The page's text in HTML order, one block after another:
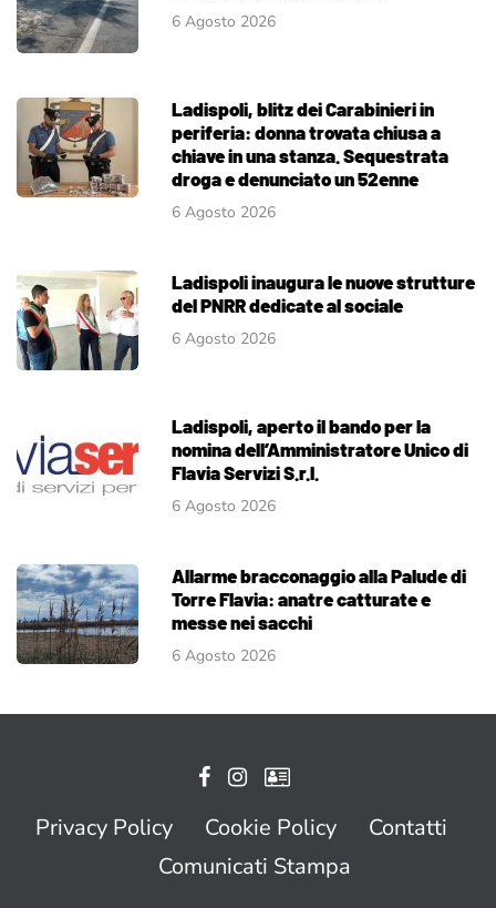
6 Agosto 2026
Ladispoli, blitz dei Carabinieri in
periferia: donna trovata chiusa a
chiave in una stanza. Sequestrata
droga e denunciato un 52enne
6 Agosto 2026
Ladispoli inaugura le nuove strutture
del PNRR dedicate al sociale
6 Agosto 2026
Ladispoli, aperto il bando per la
nomina dell’Amministratore Unico di
Flavia Servizi S.r.l.
6 Agosto 2026
Allarme bracconaggio alla Palude di
Torre Flavia: anatre catturate e
messe nei sacchi
6 Agosto 2026
Privacy Policy Cookie Policy
Contatti
Comunicati Stampa